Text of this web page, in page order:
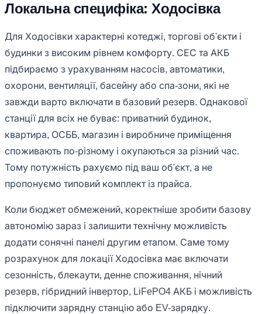
Локальна специфіка: Ходосівка
Для Ходосівки характерні котеджі, торгові об'єкти і
будинки з високим рівнем комфорту. СЕС та АКБ
підбираємо з урахуванням насосів, автоматики,
охорони, вентиляції, басейну або спа-зони, які не
завжди варто включати в базовий резерв. Однакової
станції для всіх не буває: приватний будинок,
квартира, ОСББ, магазин і виробниче приміщення
споживають по-різному і окупаються за різний час.
Тому потужність рахуємо під ваш об'єкт, а не
пропонуємо типовий комплект із прайса.
Коли бюджет обмежений, коректніше зробити базову
автономію зараз і залишити технічну можливість
додати сонячні панелі другим етапом. Саме тому
розрахунок для локації Ходосівка має включати
сезонність, блекаути, денне споживання, нічний
резерв, гібридний інвертор, LiFePO4 АКБ і можливість
підключити зарядну станцію або EV-зарядку.